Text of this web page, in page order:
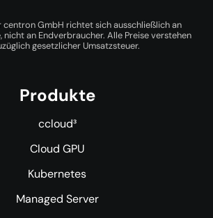
centron GmbH richtet sich ausschließlich an
an Endverbraucher. Alle Preise verstehen
gesetzlicher Umsatzsteuer.
Produkte
ccloud³
Cloud GPU
Kubernetes
Managed Server